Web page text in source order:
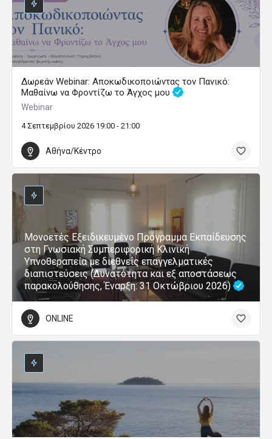
Δωρεάν Webinar: Αποκωδικοποιώντας τον Πανικό:
Μαθαίνω να Φροντίζω το Άγχος μου
Webinar
4 Σεπτεμβρίου 2026 19:00 - 21:00
Αθήνα/Κέντρο
Μονοετές Εξειδικευμένο Πρόγραμμα Εκπαίδευσης
στη Γνωσιακή Συμπεριφορική Κλινική
Υπνοθεραπεία με διεθνείς επαγγελματικές
διαπιστεύσεις (Δυνατότητα και εξ αποστάσεως
παρακολούθησης, Έναρξη: 31 Οκτώβριου 2026)
ONLINE